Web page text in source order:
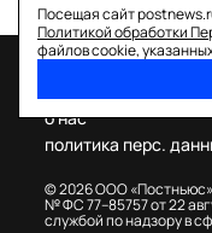
Посещая сайт
Политикой обработки
файлов cookie,
© 2026 ООО
№ ФС 77–85757 от 22
службой по надзору в
о нас
политика перс.